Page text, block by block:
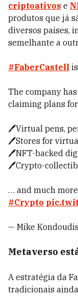
criptoativos e
produtos que já
diversos países,
semelhante a
#FaberCastell
The company
claiming plans
🖊️Virtual pens,
🖊️Stores for
🖊️NFT-backed
🖊️Crypto-
… and much
#Crypto
— Mike
Metaverso
A estratégia da
tradicionais